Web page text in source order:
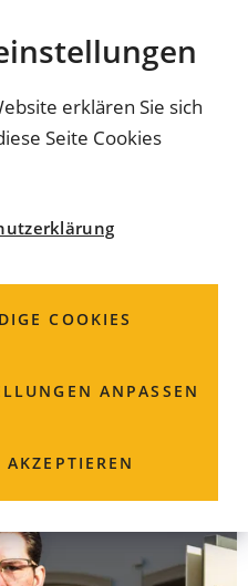
erklären Sie sich
Seite Cookies
COOKIES
ANPASSEN
am 27. Januar
dieser Verbrechen